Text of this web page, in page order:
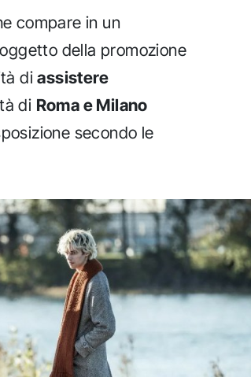
compare in un
della promozione
diassistere
di Roma e Milano
secondo le